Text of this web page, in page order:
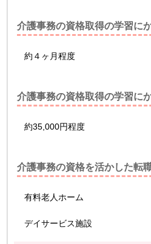
介護事務の資格取得の学習に
約４ヶ月程度
介護事務の資格取得の学習に
約35,000円程度
介護事務の資格を活かした転
有料老人ホーム
デイサービス施設